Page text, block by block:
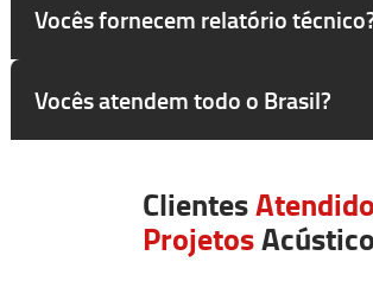
Vocês fornecem relatório
Vocês atendem todo o Brasil?
Clientes
Projetos